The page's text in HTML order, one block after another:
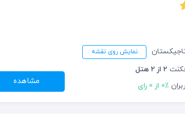
نمایش روی نقشه
2 از 2 هتل
0٪ از 0 رای مشاهده